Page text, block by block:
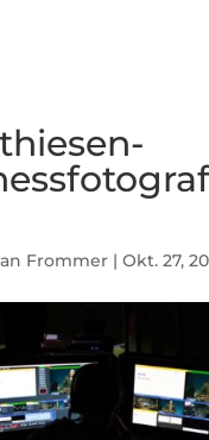
Frommer| Okt. 27,